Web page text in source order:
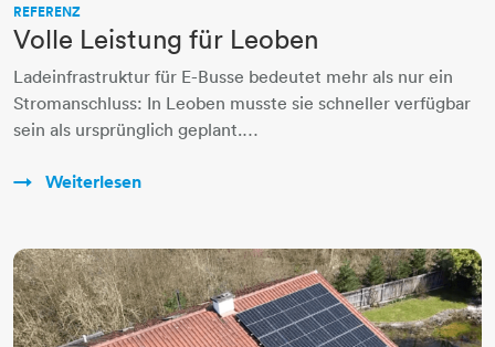
REFERENZ
Volle Leistung für Leoben
Ladeinfrastruktur für E-Busse bedeutet mehr als nur ein
Stromanschluss: In Leoben musste sie schneller verfügbar
sein als ursprünglich geplant.…
Weiterlesen